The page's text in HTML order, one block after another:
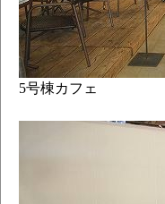
5号棟カフェ